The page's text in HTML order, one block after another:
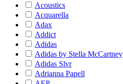
Acoustics
Acquarella
Adax
Addict
Adidas
Adidas by Stella McCartney
Adidas Slvr
Adrianna Papell